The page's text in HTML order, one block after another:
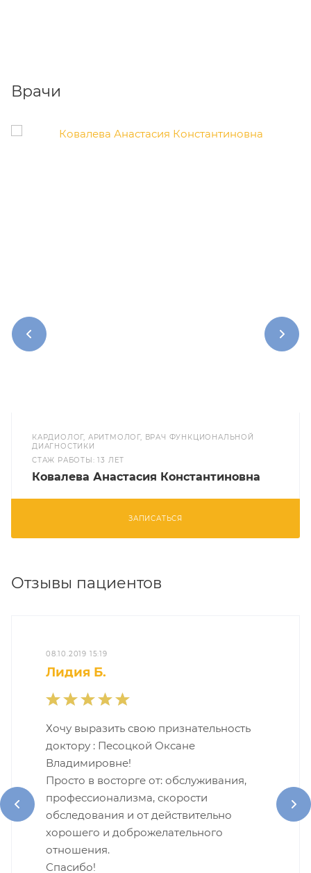
Врачи
КАРДИОЛОГ, АРИТМОЛОГ, ВРАЧ ФУНКЦИОНАЛЬНОЙ
ДИАГНОСТИКИ
CТАЖ РАБОТЫ: 13 ЛЕТ
Ковалева Анастасия Константиновна
ЗАПИСАТЬСЯ
Отзывы пациентов
08.10.2019 15:19
Лидия Б.
Хочу выразить свою признательность
доктору : Песоцкой Оксане
Владимировне!
Просто в восторге от: обслуживания,
профессионализма, скорости
обследования и от действительно
хорошего и доброжелательного
отношения.
Спасибо!